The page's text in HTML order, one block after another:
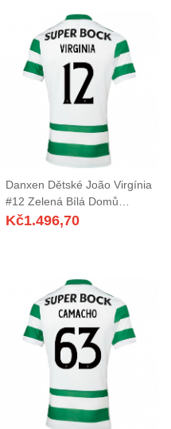
Danxen Dětské João Virgínia
#12 Zelená Bílá Domů
Hráčské Dresy 2025/26 Dres
Kč1.496,70